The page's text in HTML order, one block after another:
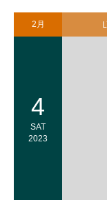
2月
4
SAT
2023